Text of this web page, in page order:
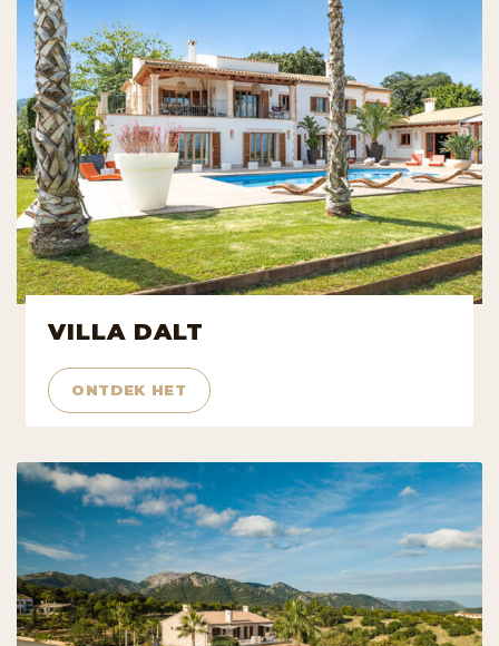
VILLA DALT
ONTDEK HET